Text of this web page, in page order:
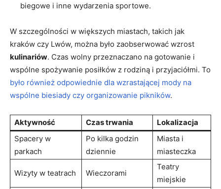
biegowe i inne wydarzenia sportowe.
W ‍szczególności w większych miastach, takich jak​
kraków czy Lwów, można było ​zaobserwować wzrost‌
kulinariów. Czas wolny przeznaczano na gotowanie i
wspólne spożywanie⁤ posiłków z rodziną i przyjaciółmi. To
było również odpowiednie dla wzrastającej mody ⁢na
⁢wspólne biesiady czy organizowanie pikników.
Aktywność Czas trwania
Lokalizacja
Spacery w
parkach
Po​ kilka godzin‍
dziennie
Miasta i
miasteczka
Wizyty w teatrach Wieczorami
Teatry
miejskie